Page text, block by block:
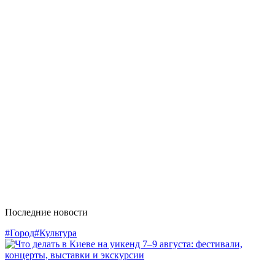
Последние новости
#Город#Культура